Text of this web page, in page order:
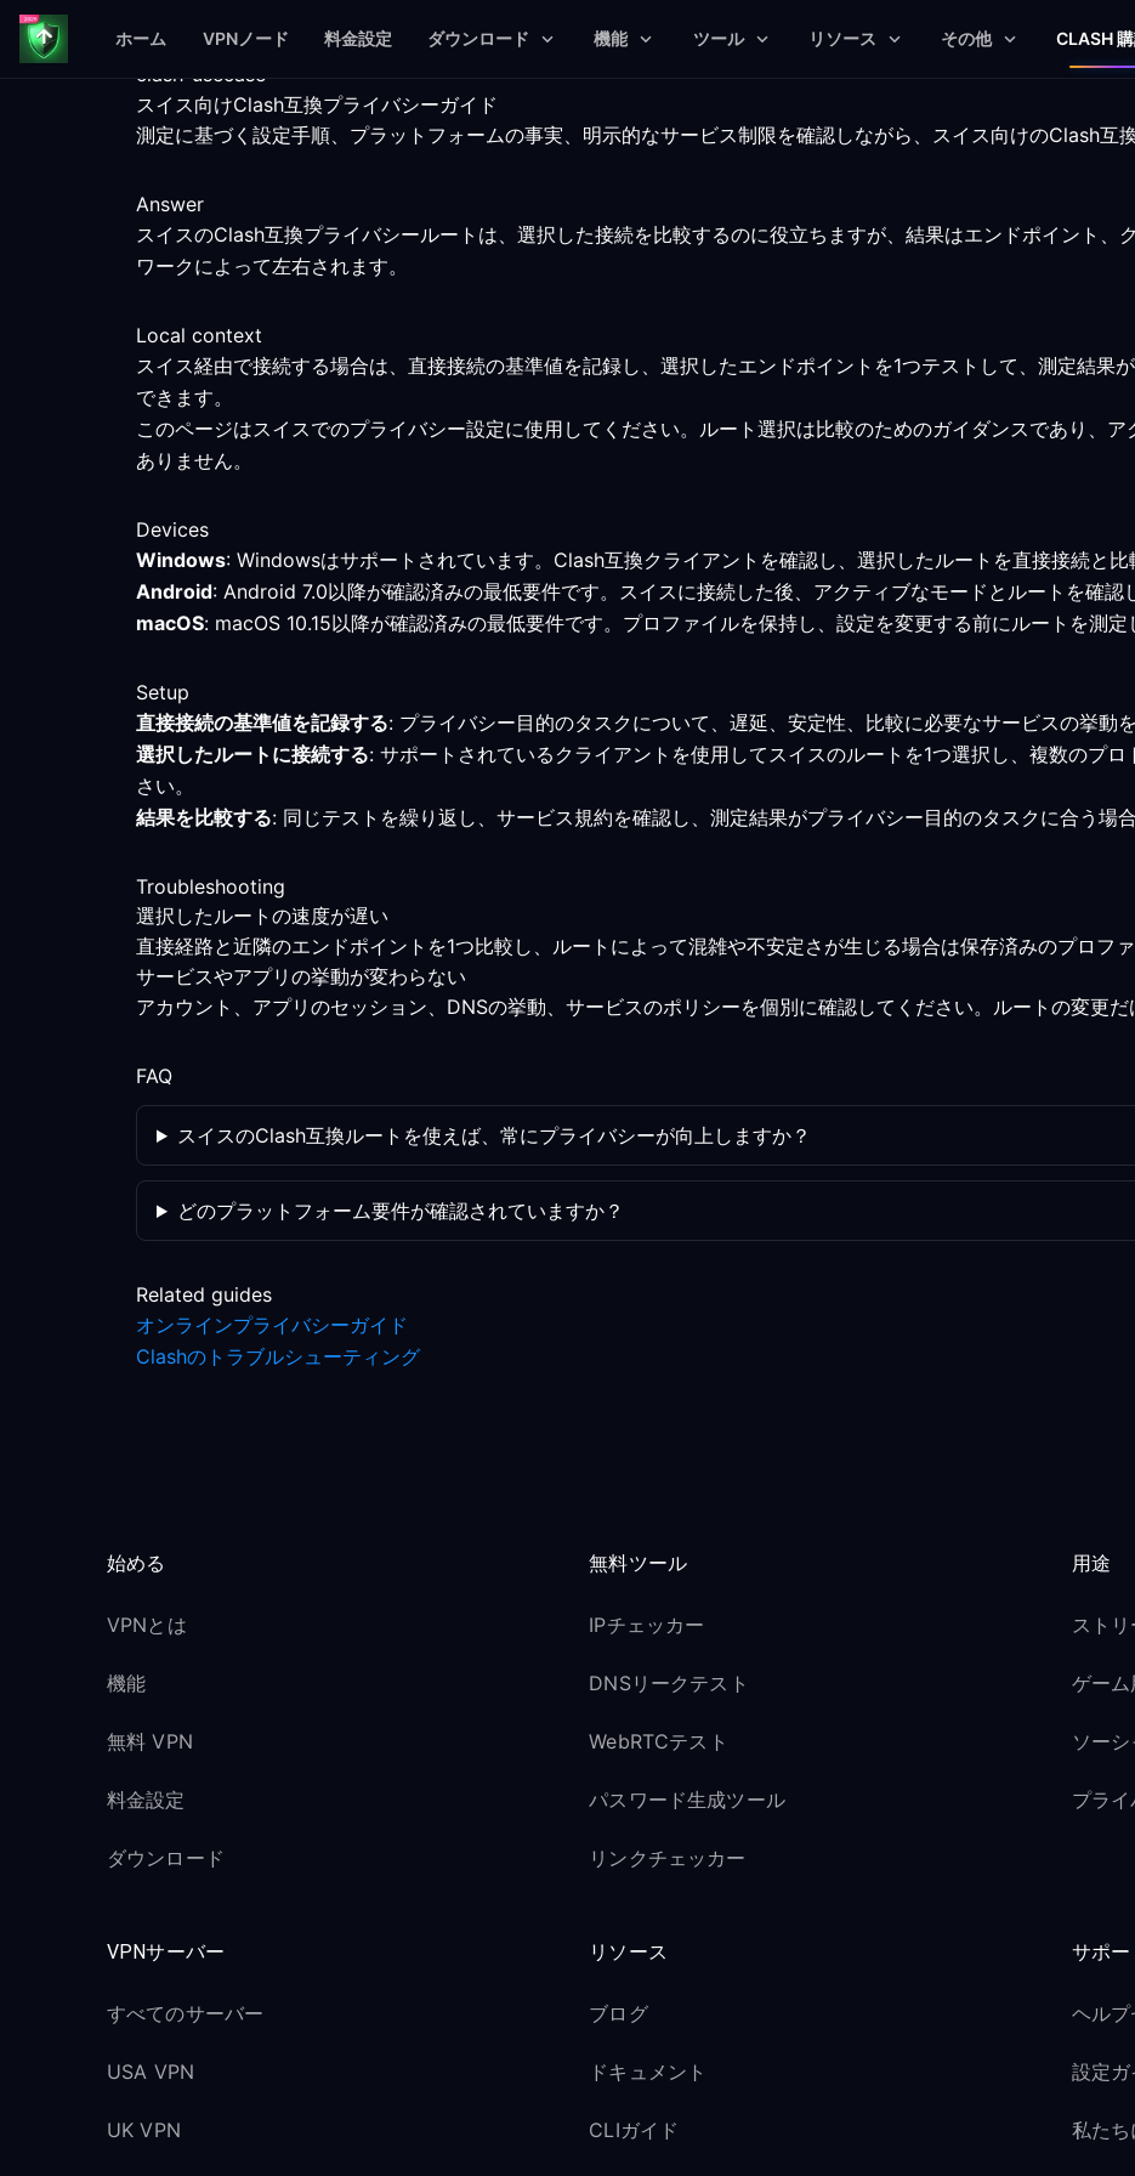
ホーム VPNノード 料金設定 ダウンロード 機能 ツール リソース その他 CLASH
clash-usecase
スイス向けClash互換プライバシーガイド
測定に基づく設定手順、プラットフォームの事実、明示的なサービス制限を確認しながら、スイス向けのClash互
Answer
スイスのClash互換プライバシールートは、選択した接続を比較するのに役立ちますが、結果はエンドポイント、
ワークによって左右されます。
Local context
スイス経由で接続する場合は、直接接続の基準値を記録し、選択したエンドポイントを1つテストして、測定結果
できます。
このページはスイスでのプライバシー設定に使用してください。ルート選択は比較のためのガイダンスであり、
ありません。
Devices
Windows: Windowsはサポートされています。Clash互換クライアントを確認し、選択したルートを直接接続と比
Android: Android 7.0以降が確認済みの最低要件です。スイスに接続した後、アクティブなモードとルートを確認
macOS: macOS 10.15以降が確認済みの最低要件です。プロファイルを保持し、設定を変更する前にルートを測定
Setup
直接接続の基準値を記録する: プライバシー目的のタスクについて、遅延、安定性、比較に必要なサービスの挙動
選択したルートに接続する: サポートされているクライアントを使用してスイスのルートを1つ選択し、複数のプ
さい。
結果を比較する: 同じテストを繰り返し、サービス規約を確認し、測定結果がプライバシー目的のタスクに合う場
Troubleshooting
選択したルートの速度が遅い
直接経路と近隣のエンドポイントを1つ比較し、ルートによって混雑や不安定さが生じる場合は保存済みのプロファ
サービスやアプリの挙動が変わらない
アカウント、アプリのセッション、DNSの挙動、サービスのポリシーを個別に確認してください。ルートの変更だ
FAQ
スイスのClash互換ルートを使えば、常にプライバシーが向上しますか？
どのプラットフォーム要件が確認されていますか？
Related guides
オンラインプライバシーガイド
Clashのトラブルシューティング
始める
VPNとは
機能
無料 VPN
料金設定
ダウンロード
無料ツール
IPチェッカー
DNSリークテスト
WebRTCテスト
パスワード生成ツール
リンクチェッカー
用途
スト
ゲー
ソー
プラ
VPNサーバー
すべてのサーバー
USA VPN
UK VPN
リソース
ブログ
ドキュメント
CLIガイド
サポー
ヘル
設定ガ
私たち